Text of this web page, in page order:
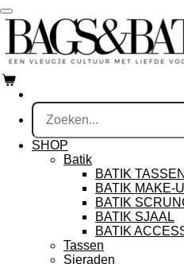
Ga
direct
naar
de
SHOP
Batik
BATIK TASSEN
BATIK MAKE-
BATIK
BATIK SJAAL
BATIK
Tassen
Sieraden